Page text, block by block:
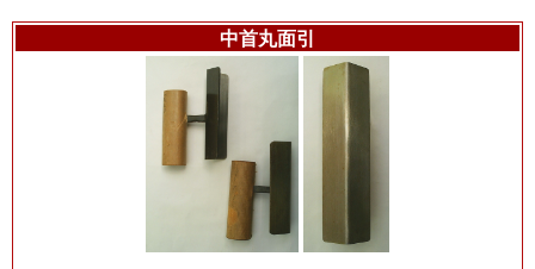
中首丸面引